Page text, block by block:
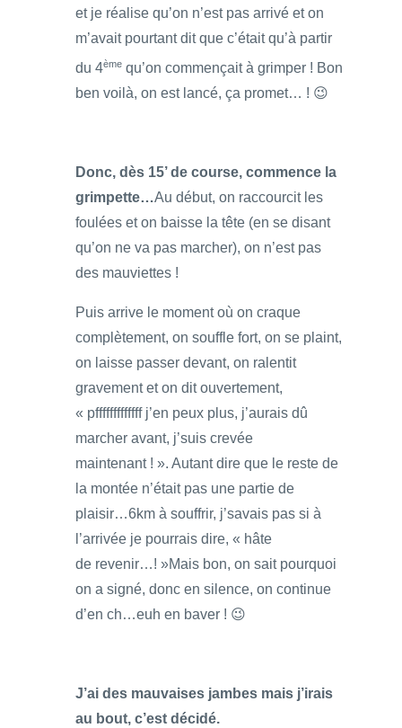
et je réalise qu’on n’est pas arrivé et on
m’avait pourtant dit que c’était qu’à partir
du 4ème qu’on commençait à grimper ! Bon
ben voilà, on est lancé, ça promet… ! 😉
Donc, dès 15’ de course, commence la
grimpette…Au début, on raccourcit les
foulées et on baisse la tête (en se disant
qu’on ne va pas marcher), on n’est pas
des mauviettes !
Puis arrive le moment où on craque
complètement, on souffle fort, on se plaint,
on laisse passer devant, on ralentit
gravement et on dit ouvertement,
« pfffffffffffff j’en peux plus, j’aurais dû
marcher avant, j’suis crevée
maintenant ! ». Autant dire que le reste de
la montée n’était pas une partie de
plaisir…6km à souffrir, j’savais pas si à
l’arrivée je pourrais dire, « hâte
de revenir…! »Mais bon, on sait pourquoi
on a signé, donc en silence, on continue
d’en ch…euh en baver ! 😉
J’ai des mauvaises jambes mais j’irais
au bout, c’est décidé.